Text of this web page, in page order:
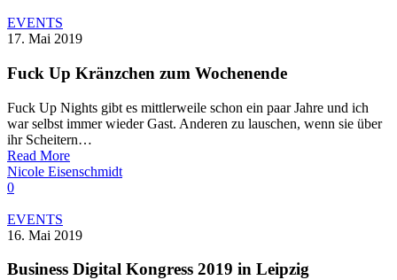
EVENTS
17. Mai 2019
Fuck Up Kränzchen zum Wochenende
Fuck Up Nights gibt es mittlerweile schon ein paar Jahre und ich
war selbst immer wieder Gast. Anderen zu lauschen, wenn sie über
ihr Scheitern…
Read More
Nicole Eisenschmidt
0
EVENTS
16. Mai 2019
Business Digital Kongress 2019 in Leipzig